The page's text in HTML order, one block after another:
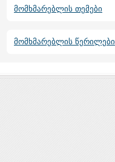
მომხმარებლის თემები
მომხმარებლის წერილები